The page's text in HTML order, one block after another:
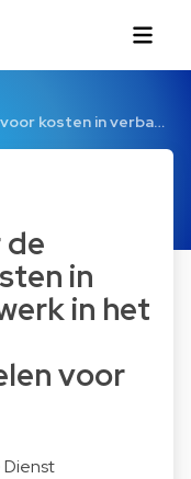
kosten in verba…
in
in het
voor
Dienst